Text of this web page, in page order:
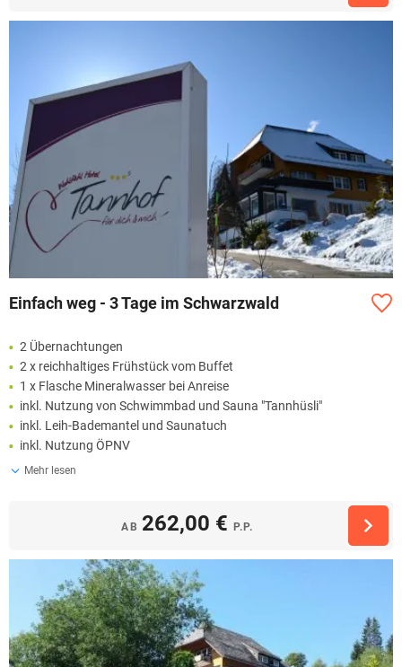
Einfach weg - 3 Tage im Schwarzwald
2 Übernachtungen
2 x reichhaltiges Frühstück vom Buffet
1 x Flasche Mineralwasser bei Anreise
inkl. Nutzung von Schwimmbad und Sauna "Tannhüsli"
inkl. Leih-Bademantel und Saunatuch
inkl. Nutzung ÖPNV
Mehr lesen
AB 262,00 € P.P.